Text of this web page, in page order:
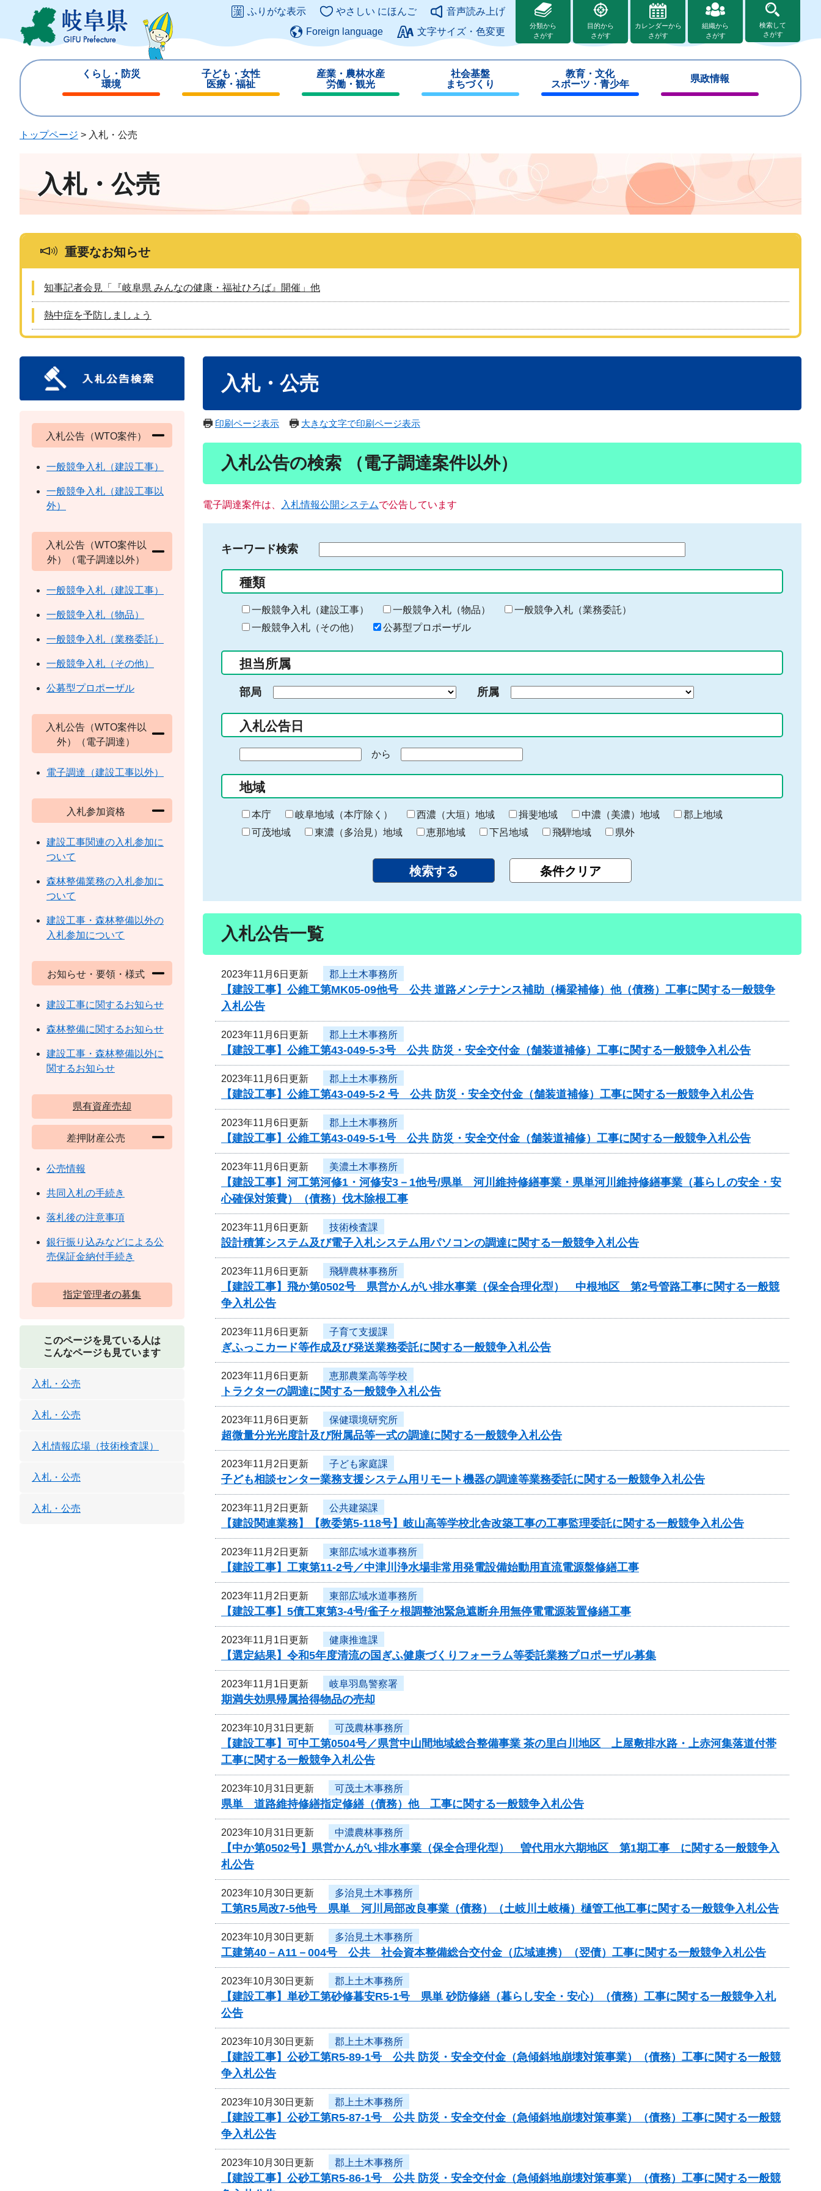
ジ
ュ
このページの本文へ
ふりがな表示 やさしい にほんご
音声読み上げ
Foreign language
文字サイズ・色変更
分類から
さがす
目的から
さがす
カレンダーから
さがす
組織から
さがす
検索して
さがす
くらし・防災
環境
じ
子ども・女性
医療・福祉
じ
産業・農林水産
労働・観光
じ
社会基盤
まちづくり
じ
教育・文化
スポーツ・青少年
じ
県政情報
じ
トップページ > 入札・公売
入札・公売
重要なお知らせ
知事記者会見「『岐阜県 みんなの健康・福祉ひろば』開催」他
熱中症を予防しましょう
入札・公売
印刷ページ表示 大きな文字で印刷ページ表示
入札公告の検索 （電子調達案件以外）
電子調達案件は、 入札情報公開システムで公告しています
キーワード検索
る
キ
ー
ー
入
力
種類
一般競争入札（建設工事） 一般競争入札（物品）
一般競争入札（業務委託）
一般競争入札（その他）
公募型プロポーザル
担当所属
部局 所属
入札公告日
の
始
ま
り
から
終
わ
り
地域
本庁 岐阜地域（本庁除く） 西濃（大垣）地域 揖斐地域 中濃（美濃）地域
郡上地域
可茂地域
東濃（多治見）地域 恵那地域 下呂地域 飛騨地域 県外
入札公告一覧
2023年11月6日更新 郡上土木事務所
【建設工事】公維工第MK05-09他号 公共 道路メンテナンス補助（橋梁補修）他（債務）工事に関する一般競争
入札公告
2023年11月6日更新 郡上土木事務所
【建設工事】公維工第43-049-5-3号 公共 防災・安全交付金（舗装道補修）工事に関する一般競争入札公告
2023年11月6日更新 郡上土木事務所
【建設工事】公維工第43-049-5-2 号 公共 防災・安全交付金（舗装道補修）工事に関する一般競争入札公告
2023年11月6日更新 郡上土木事務所
【建設工事】公維工第43-049-5-1号 公共 防災・安全交付金（舗装道補修）工事に関する一般競争入札公告
2023年11月6日更新 美濃土木事務所
【建設工事】河工第河修1・河修安3－1他号/県単 河川維持修繕事業・県単河川維持修繕事業（暮らしの安全・安
心確保対策費）（債務）伐木除根工事
2023年11月6日更新 技術検査課
設計積算システム及び電子入札システム用パソコンの調達に関する一般競争入札公告
2023年11月6日更新 飛騨農林事務所
【建設工事】飛か第0502号 県営かんがい排水事業（保全合理化型） 中根地区 第2号管路工事に関する一般競
争入札公告
2023年11月6日更新 子育て支援課
ぎふっこカード等作成及び発送業務委託に関する一般競争入札公告
2023年11月6日更新 恵那農業高等学校
トラクターの調達に関する一般競争入札公告
2023年11月6日更新 保健環境研究所
超微量分光光度計及び附属品等一式の調達に関する一般競争入札公告
2023年11月2日更新 子ども家庭課
子ども相談センター業務支援システム用リモート機器の調達等業務委託に関する一般競争入札公告
2023年11月2日更新 公共建築課
【建設関連業務】【教委第5-118号】岐山高等学校北舎改築工事の工事監理委託に関する一般競争入札公告
2023年11月2日更新 東部広域水道事務所
【建設工事】工東第11-2号／中津川浄水場非常用発電設備始動用直流電源盤修繕工事
2023年11月2日更新 東部広域水道事務所
【建設工事】5債工東第3-4号/雀子ヶ根調整池緊急遮断弁用無停電電源装置修繕工事
2023年11月1日更新 健康推進課
【選定結果】令和5年度清流の国ぎふ健康づくりフォーラム等委託業務プロポーザル募集
2023年11月1日更新 岐阜羽島警察署
期満失効県帰属拾得物品の売却
2023年10月31日更新 可茂農林事務所
【建設工事】可中工第0504号／県営中山間地域総合整備事業 茶の里白川地区 上屋敷排水路・上赤河集落道付帯
工事に関する一般競争入札公告
2023年10月31日更新 可茂土木事務所
県単 道路維持修繕指定修繕（債務）他 工事に関する一般競争入札公告
2023年10月31日更新 中濃農林事務所
【中か第0502号】県営かんがい排水事業（保全合理化型） 曽代用水六期地区 第1期工事 に関する一般競争入
札公告
2023年10月30日更新 多治見土木事務所
工第R5局改7-5他号 県単 河川局部改良事業（債務）（土岐川土岐橋）樋管工他工事に関する一般競争入札公告
2023年10月30日更新 多治見土木事務所
工建第40－A11－004号 公共 社会資本整備総合交付金（広域連携）（翌債）工事に関する一般競争入札公告
2023年10月30日更新 郡上土木事務所
【建設工事】単砂工第砂修暮安R5-1号 県単 砂防修繕（暮らし安全・安心）（債務）工事に関する一般競争入札
公告
2023年10月30日更新 郡上土木事務所
【建設工事】公砂工第R5-89-1号 公共 防災・安全交付金（急傾斜地崩壊対策事業）（債務）工事に関する一般競
争入札公告
2023年10月30日更新 郡上土木事務所
【建設工事】公砂工第R5-87-1号 公共 防災・安全交付金（急傾斜地崩壊対策事業）（債務）工事に関する一般競
争入札公告
2023年10月30日更新 郡上土木事務所
【建設工事】公砂工第R5-86-1号 公共 防災・安全交付金（急傾斜地崩壊対策事業）（債務）工事に関する一般競
入札公告（WTO案件）
一般競争入札（建設工事）
一般競争入札（建設工事以
外）
入札公告（WTO案件以
外）（電子調達以外）
一般競争入札（建設工事）
一般競争入札（物品）
一般競争入札（業務委託）
一般競争入札（その他）
公募型プロポーザル
入札公告（WTO案件以
外）（電子調達）
電子調達（建設工事以外）
入札参加資格
建設工事関連の入札参加に
ついて
森林整備業務の入札参加に
ついて
建設工事・森林整備以外の
入札参加について
お知らせ・要領・様式
建設工事に関するお知らせ
森林整備に関するお知らせ
建設工事・森林整備以外に
関するお知らせ
県有資産売却
差押財産公売
公売情報
共同入札の手続き
落札後の注意事項
銀行振り込みなどによる公
売保証金納付手続き
指定管理者の募集
このページを見ている人は
こんなページも見ています
入札・公売
入札・公売
入札情報広場（技術検査課）
入札・公売
入札・公売